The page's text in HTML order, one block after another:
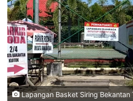
Lapangan Basket Siring Bekantan